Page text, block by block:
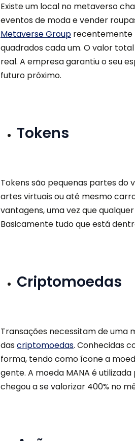
Existe um local no metaverso
eventos de moda e vender
Metaverse Group recentemente
quadrados cada um. O valor
real. A empresa garantiu o seu
futuro próximo.
Tokens
Tokens são pequenas partes do
artes virtuais ou até mesmo
vantagens, uma vez que
Basicamente tudo que está
Criptomoedas
Transações necessitam de
dascriptomoedas. Conhecidas
forma, tendo como ícone a
gente. A moeda MANA é
chegou a se valorizar 400% no